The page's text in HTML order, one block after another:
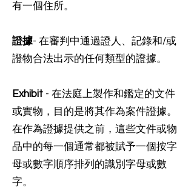
有一個住所。
證據- 在審判中通過證人、記錄和/或
證物合法出示的任何類型的證據。
Exhibit - 在法庭上製作和鑑定的文件
或實物，目的是將其作為案件證據。
在作為證據提供之前，這些文件或物
品中的每一個通常都被賦予一個按字
母或數字順序排列的識別字母或數
字。